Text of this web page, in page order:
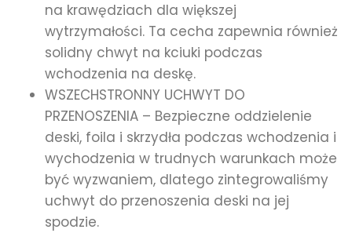
na krawędziach dla większej
wytrzymałości. Ta cecha zapewnia również
solidny chwyt na kciuki podczas
wchodzenia na deskę.
WSZECHSTRONNY UCHWYT DO
PRZENOSZENIA – Bezpieczne oddzielenie
deski, foila i skrzydła podczas wchodzenia i
wychodzenia w trudnych warunkach może
być wyzwaniem, dlatego zintegrowaliśmy
uchwyt do przenoszenia deski na jej
spodzie.